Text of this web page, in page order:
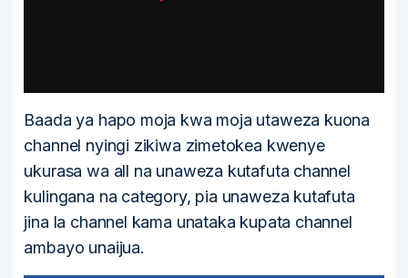
Baada ya hapo moja kwa moja utaweza kuona
channel nyingi zikiwa zimetokea kwenye
ukurasa wa all na unaweza kutafuta channel
kulingana na category, pia unaweza kutafuta
jina la channel kama unataka kupata channel
ambayo unaijua.